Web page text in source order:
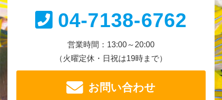
04-7138-6762
営業時間：13:00～20:00
（火曜定休・日祝は19時まで）
お問い合わせ